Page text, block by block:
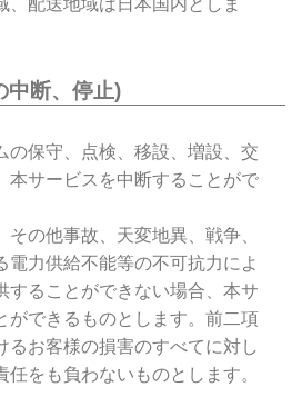
中断、停止)
の保守、点検、移設、増設、交
本サービスを中断することがで
の他事故、天変地異、戦争、
電力供給不能等の不可抗力によ
することができない場合、本サ
ができるものとします。前二項
るお客様の損害のすべてに対し
をも負わないものとします。